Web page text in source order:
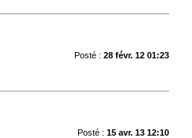
Posté : 28 févr. 12 01:23
Posté : 15 avr. 13 12:10